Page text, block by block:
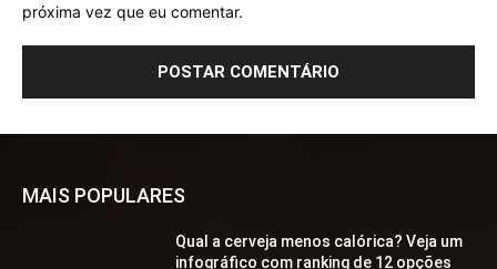
próxima vez que eu comentar.
MAIS POPULARES
Qual a cerveja menos calórica? Veja um
infográfico com ranking de 12 opções